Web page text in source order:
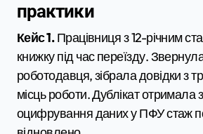
практики
Кейс 1.Працівниця з 12-річним
книжку під час переїзду.
роботодавця, зібрала довідки з
місць роботи. Дублікат отримала
оцифрування даних у ПФУ стаж